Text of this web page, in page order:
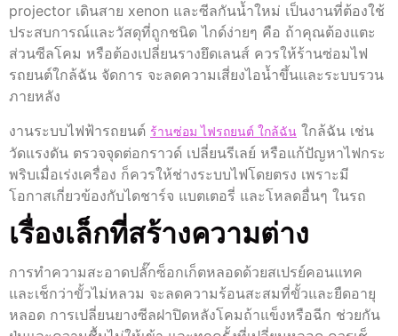
projector เดินสาย xenon และซีลกันน้ำใหม่ เป็นงานที่ต้องใช้
ประสบการณ์และวัสดุที่ถูกชนิด ไกด์ง่ายๆ คือ ถ้าคุณต้องแตะ
ส่วนซีลโคม หรือต้องเปลี่ยนรางยึดเลนส์ ควรให้ร้านซ่อมไฟ
รถยนต์ใกล้ฉัน จัดการ จะลดความเสี่ยงไอน้ำขึ้นและระบบรวน
ภายหลัง
งานระบบไฟฟ้ารถยนต์ ร้านซ่อม ไฟรถยนต์ ใกล้ฉัน ใกล้ฉัน เช่น
วัดแรงดัน ตรวจจุดต่อกราวด์ เปลี่ยนรีเลย์ หรือแก้ปัญหาไฟกระ
พริบเมื่อเร่งเครื่อง ก็ควรให้ช่างระบบไฟโดยตรง เพราะมี
โอกาสเกี่ยวข้องกับไดชาร์จ แบตเตอรี่ และโหลดอื่นๆ ในรถ
เรื่องเล็กที่สร้างความต่าง
การทำความสะอาดปลั๊กซ็อกเก็ตหลอดด้วยสเปรย์คอนแทค
และเช็กว่าขั้วไม่หลวม จะลดความร้อนสะสมที่ขั้วและยืดอายุ
หลอด การเปลี่ยนยางซีลฝาปิดหลังโคมถ้าแข็งหรือฉีก ช่วยกัน